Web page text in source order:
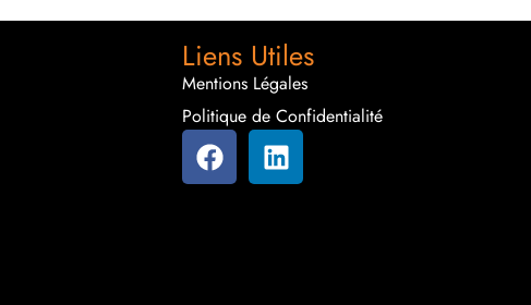
Liens Utiles
Mentions Légales
Politique de Confidentialité